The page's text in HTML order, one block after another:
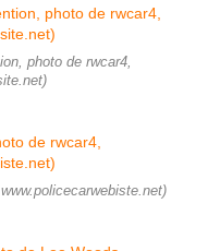
photo de rwcar4,